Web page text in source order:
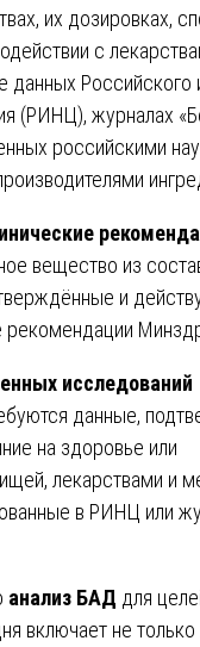
их дозировках,
с
данных Российского
(РИНЦ), журналах
российскими
вещество из
и
рекомендации
исследований
данные,
на здоровье или
лекарствами и
в РИНЦ или
анализ БАД для
включает не